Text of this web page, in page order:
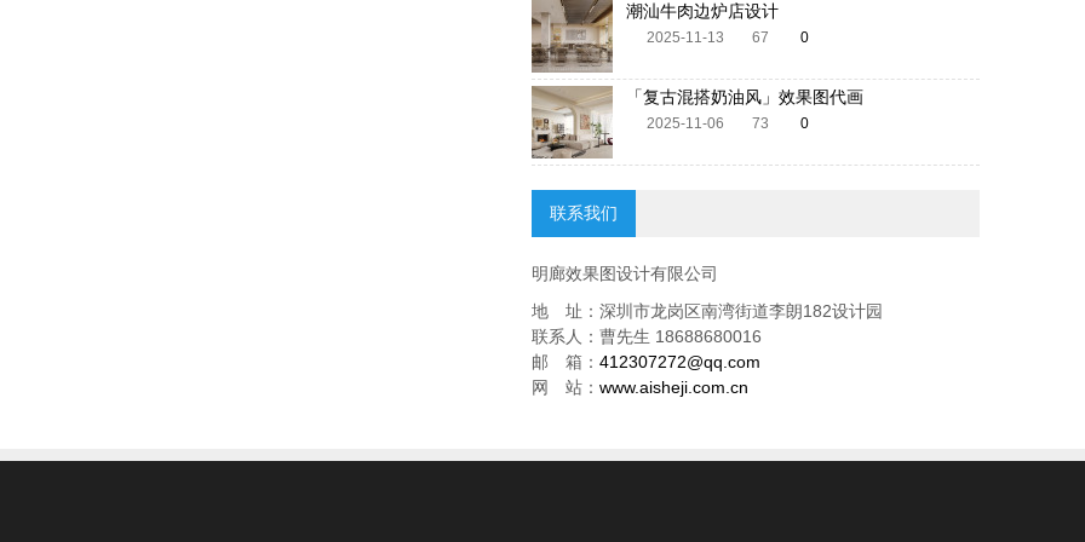
潮汕牛肉边炉店设计
2025-11-13 67 0
「复古混搭奶油风」效果图代画
2025-11-06 73 0
联系我们
明廊效果图设计有限公司
地 址：深圳市龙岗区南湾街道李朗182设计园
联系人：曹先生 18688680016
邮 箱： 412307272@qq.com
网 站： www.aisheji.com.cn